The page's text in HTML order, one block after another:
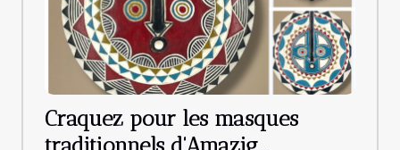
Craquez pour les masques
traditionnels d'Amazig,